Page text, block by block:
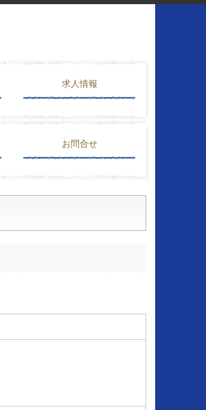
求人情報
お問合せ